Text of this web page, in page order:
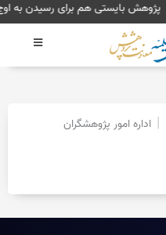
پژوهش بایستی هم برای رسیدن به
| اداره امور پژوهشگران